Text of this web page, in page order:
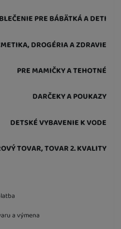
PRE BÁBÄTKÁ A DETI
DROGÉRIA A ZDRAVIE
PRE MAMIČKY A TEHOTNÉ
DARČEKY A POUKAZY
DETSKÉ VYBAVENIE K VODE
TOVAR, TOVAR 2. KVALITY
a výmena